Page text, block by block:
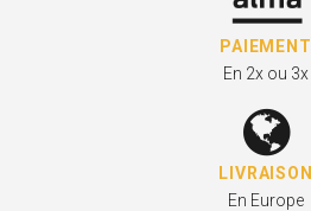
PAIEMENT
En 2x ou 3x
LIVRAISON
En Europe